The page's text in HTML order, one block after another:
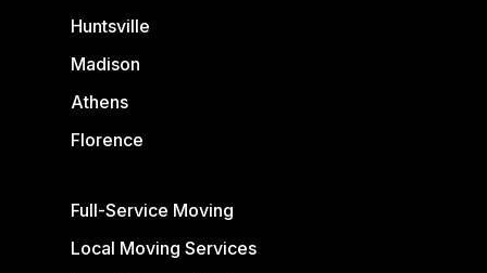
Huntsville
Madison
Athens
Florence
Full-Service Moving
Local Moving Services